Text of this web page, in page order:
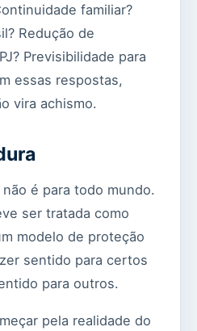
familiar?
Redução de
Previsibilidade para
essas respostas,
vira achismo.
é para todo mundo.
ser tratada como
modelo de proteção
sentido para certos
para outros.
pela realidade do